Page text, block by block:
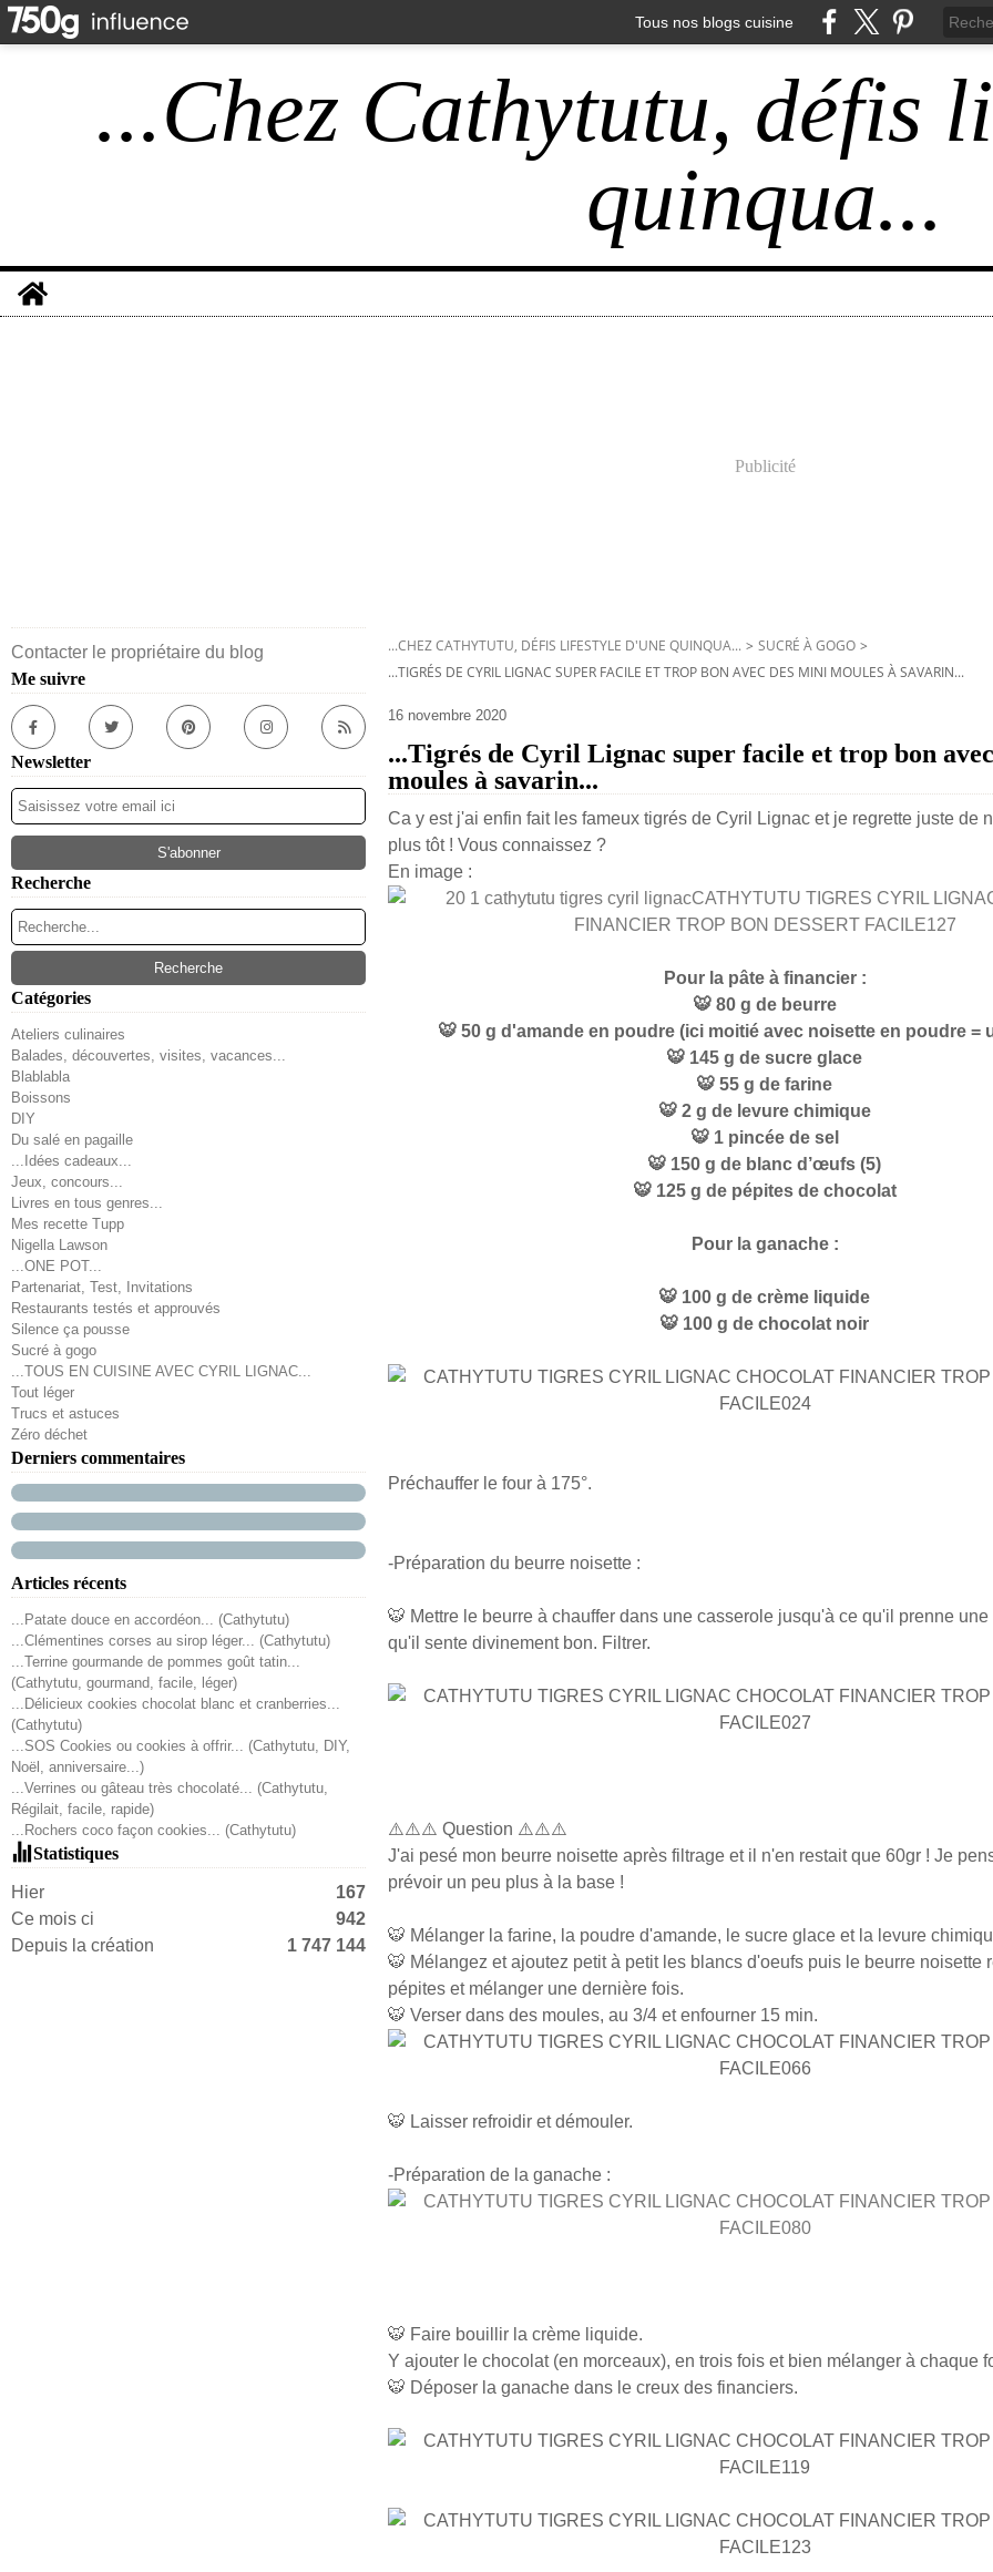
Tous nos blogs cuisine
...Chez Cathytutu, défis
quinqua...
Home
Publicité
Contacter le propriétaire du blog
Me suivre
Newsletter
Recherche
Catégories
Ateliers culinaires
Balades, découvertes, visites, vacances...
Blablabla
Boissons
DIY
Du salé en pagaille
...Idées cadeaux...
Jeux, concours...
Livres en tous genres...
Mes recette Tupp
Nigella Lawson
...ONE POT...
Partenariat, Test, Invitations
Restaurants testés et approuvés
Silence ça pousse
Sucré à gogo
...TOUS EN CUISINE AVEC CYRIL LIGNAC...
Tout léger
Trucs et astuces
Zéro déchet
Derniers commentaires
Articles récents
...Patate douce en accordéon... (Cathytutu)
...Clémentines corses au sirop léger... (Cathytutu)
...Terrine gourmande de pommes goût tatin...
(Cathytutu, gourmand, facile, léger)
...Délicieux cookies chocolat blanc et cranberries...
(Cathytutu)
...SOS Cookies ou cookies à offrir... (Cathytutu, DIY,
Noël, anniversaire...)
...Verrines ou gâteau très chocolaté... (Cathytutu,
Régilait, facile, rapide)
...Rochers coco façon cookies... (Cathytutu)
Statistiques
Hier
167
Ce mois ci
942
Depuis la création
1 747 144
...CHEZ CATHYTUTU, DÉFIS LIFESTYLE D'UNE QUINQUA... > SUCRÉ À GOGO >
...TIGRÉS DE CYRIL LIGNAC SUPER FACILE ET TROP BON AVEC DES MINI MOULES À SAVARIN...
16 novembre 2020
...Tigrés de Cyril Lignac super facile et trop bon
moules à savarin...
Ca y est j'ai enfin fait les fameux tigrés de Cyril Lignac et je regrette juste de
plus tôt ! Vous connaissez ?
En image :
Pour la pâte à financier :
🐯 80 g de beurre
🐯 50 g d'amande en poudre (ici moitié avec noisette en poudre =
🐯 145 g de sucre glace
🐯 55 g de farine
🐯 2 g de levure chimique
🐯 1 pincée de sel
🐯 150 g de blanc d’œufs (5)
🐯 125 g de pépites de chocolat
Pour la ganache :
🐯 100 g de crème liquide
🐯 100 g de chocolat noir
Préchauffer le four à 175°.
-Préparation du beurre noisette :
🐯 Mettre le beurre à chauffer dans une casserole jusqu'à ce qu'il prenne
qu'il sente divinement bon. Filtrer.
⚠️⚠️⚠️ Question ⚠️⚠️⚠️
J'ai pesé mon beurre noisette après filtrage et il n'en restait que 60gr ! Je
prévoir un peu plus à la base !
🐯 Mélanger la farine, la poudre d'amande, le sucre glace et la levure
🐯 Mélangez et ajoutez petit à petit les blancs d'oeufs puis le beurre noisette
pépites et mélanger une dernière fois.
🐯 Verser dans des moules, au 3/4 et enfourner 15 min.
🐯 Laisser refroidir et démouler.
-Préparation de la ganache :
🐯 Faire bouillir la crème liquide.
Y ajouter le chocolat (en morceaux), en trois fois et bien mélanger à chaque
🐯 Déposer la ganache dans le creux des financiers.